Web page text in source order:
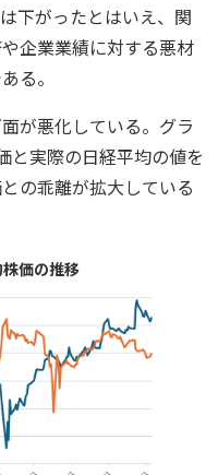
下がったとはいえ、関
企業業績に対する悪材
る。
が悪化している。グラ
と実際の日経平均の値を
の乖離が拡大している
株価の推移